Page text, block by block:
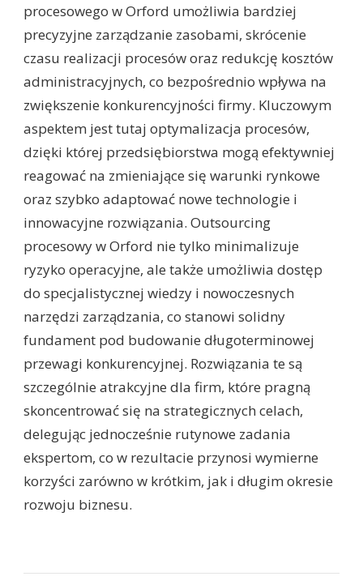
procesowego w Orford umożliwia bardziej
precyzyjne zarządzanie zasobami, skrócenie
czasu realizacji procesów oraz redukcję kosztów
administracyjnych, co bezpośrednio wpływa na
zwiększenie konkurencyjności firmy. Kluczowym
aspektem jest tutaj optymalizacja procesów,
dzięki której przedsiębiorstwa mogą efektywniej
reagować na zmieniające się warunki rynkowe
oraz szybko adaptować nowe technologie i
innowacyjne rozwiązania. Outsourcing
procesowy w Orford nie tylko minimalizuje
ryzyko operacyjne, ale także umożliwia dostęp
do specjalistycznej wiedzy i nowoczesnych
narzędzi zarządzania, co stanowi solidny
fundament pod budowanie długoterminowej
przewagi konkurencyjnej. Rozwiązania te są
szczególnie atrakcyjne dla firm, które pragną
skoncentrować się na strategicznych celach,
delegując jednocześnie rutynowe zadania
ekspertom, co w rezultacie przynosi wymierne
korzyści zarówno w krótkim, jak i długim okresie
rozwoju biznesu.